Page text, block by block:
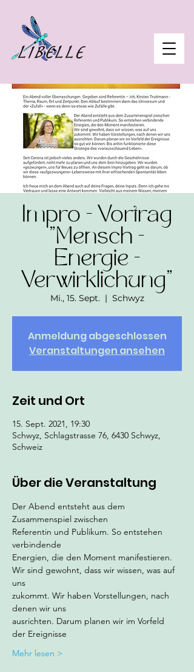
Impro - Vortrag
"Mensch -
Energie -
Verwirklichung"
Mi., 15. Sept.
  |
Schwyz
Anmeldung abgeschlossen
Veranstaltungen ansehen
Zeit und Ort
15. Sept. 2021, 19:30
Schwyz, Schlagstrasse 76, 6430 Schwyz,
Schweiz
Über die Veranstaltung
Der Abend entsteht aus dem
Zusammenspiel zwischen
Referentin und Publikum. So entstehen
verbindende
Energien, die den Moment manifestieren.
Wir sind gewohnt, dass wir wissen, was auf
uns
zukommt. Wir haben Vorstellungen, nach
denen wir uns
ausrichten. Darum planen wir im Vorfeld
der Ereignisse
Mehr lesen >